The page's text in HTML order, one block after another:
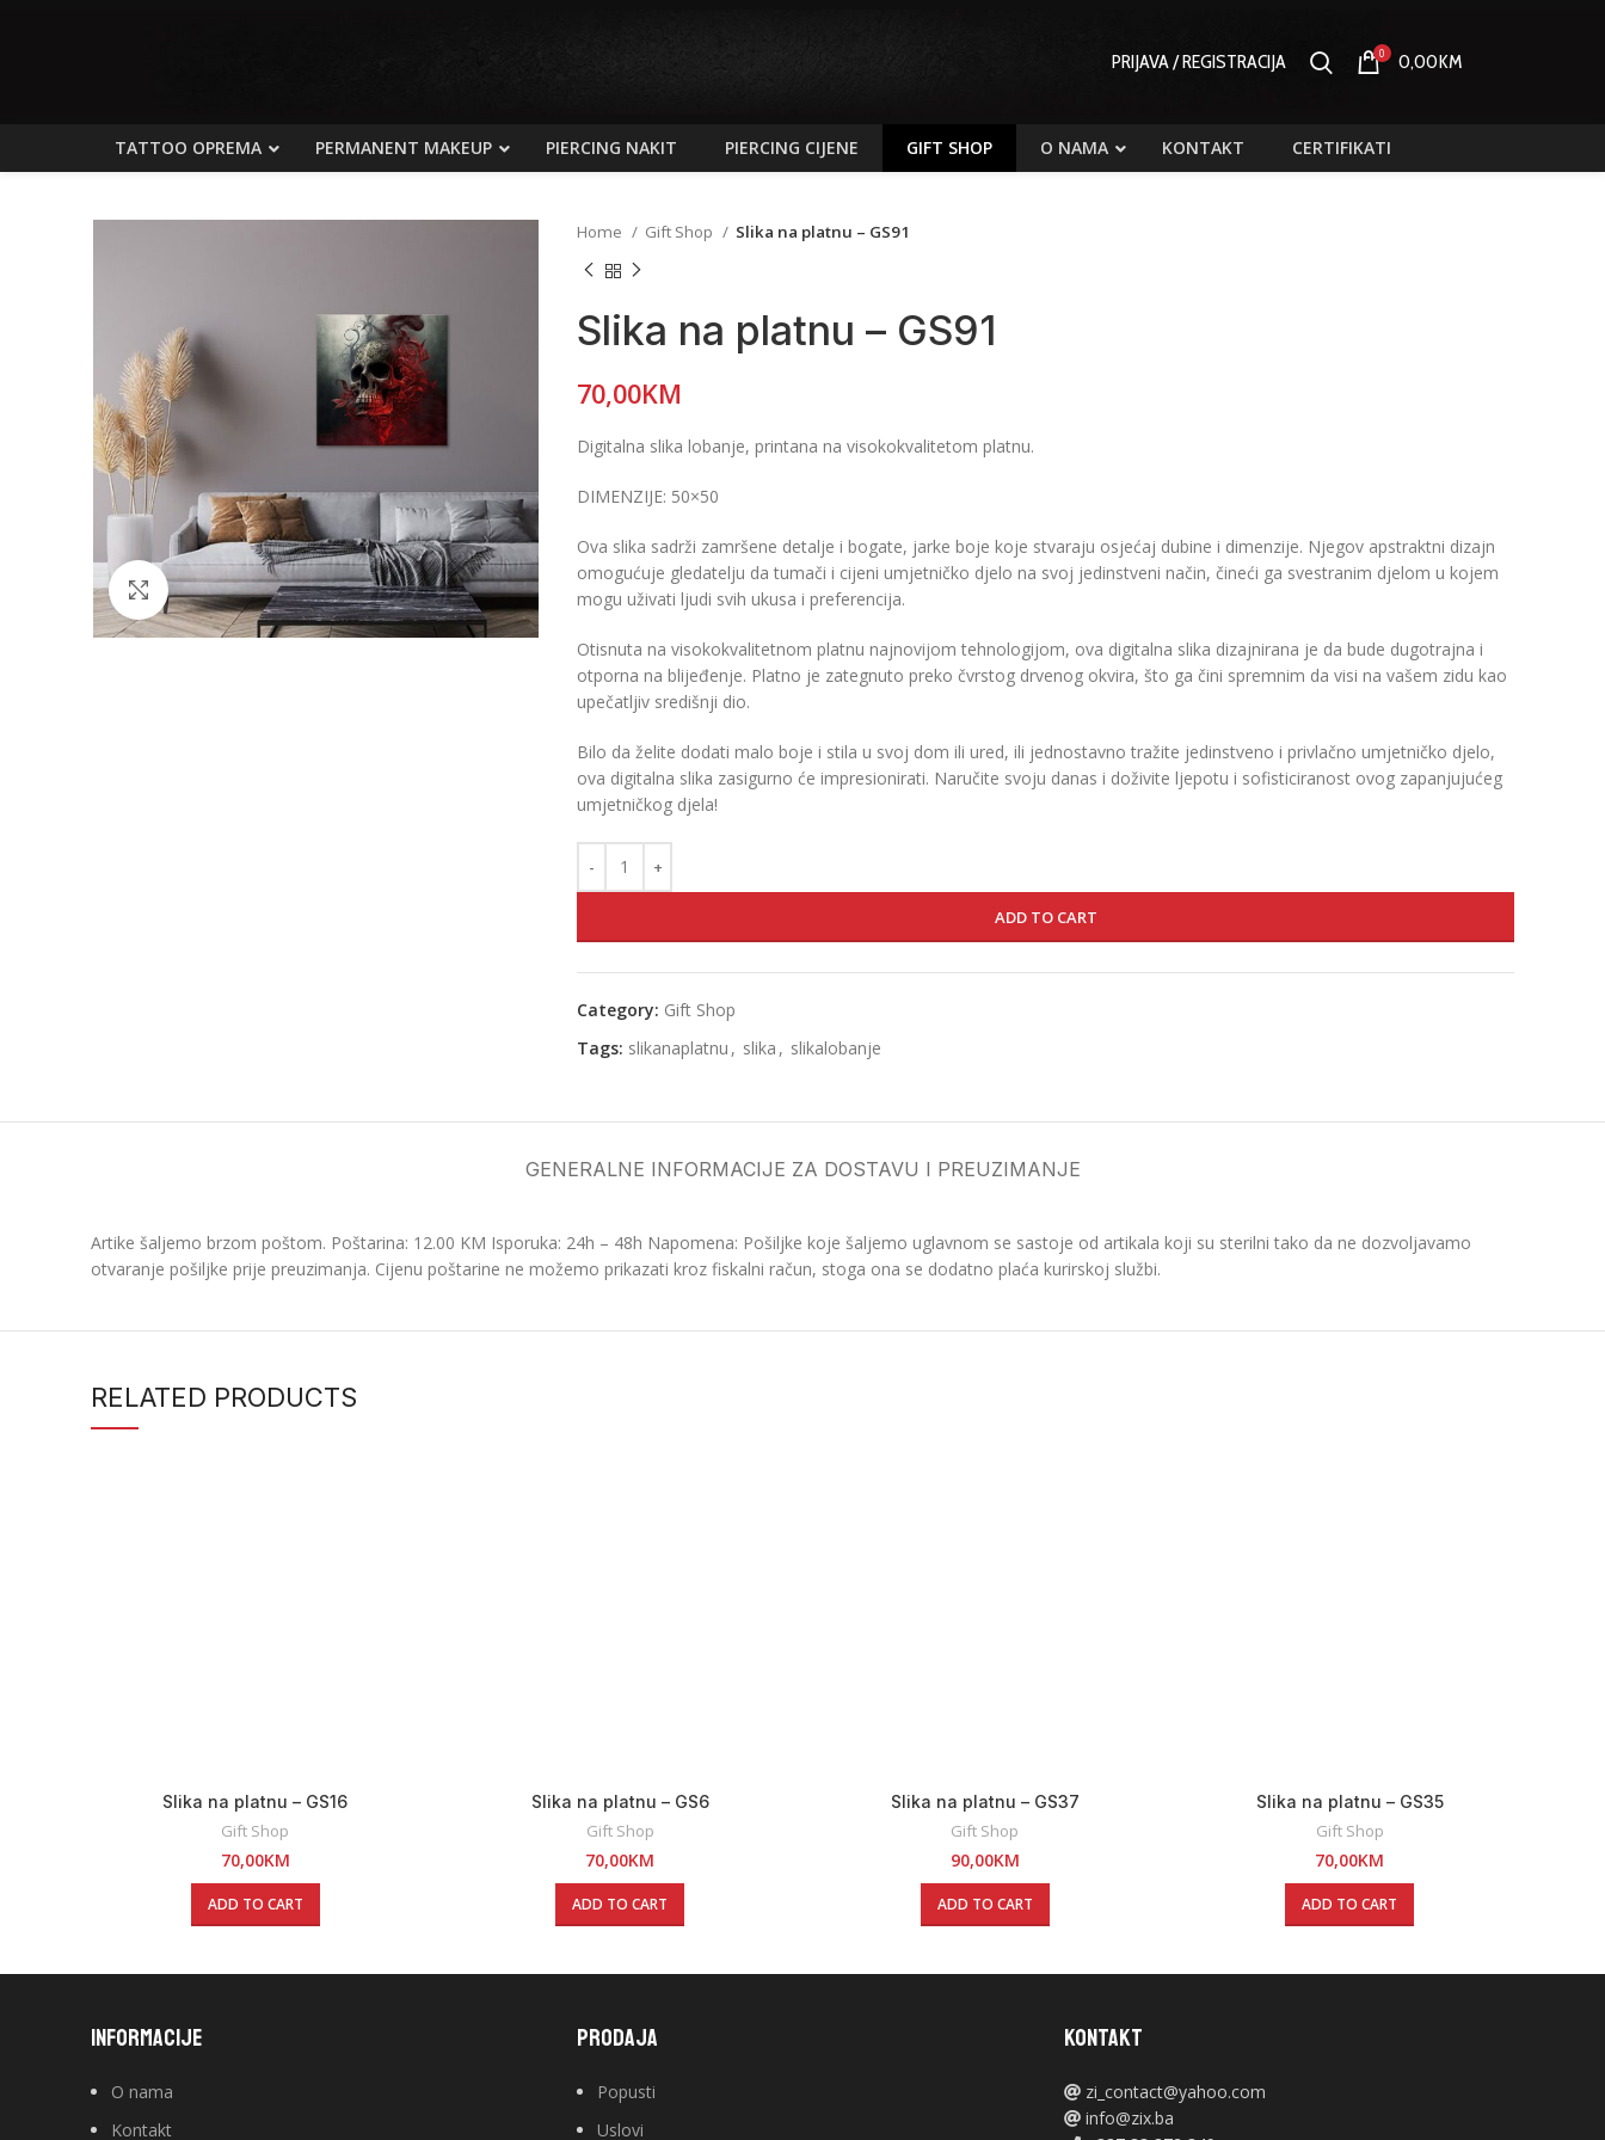
PRIJAVA / REGISTRACIJA 0 0,00KM
TATTOO OPREMA PERMANENT MAKEUP PIERCING NAKIT PIERCING CIJENE GIFT SHOP O NAMA KONTAKT CERTIFIKATI
Click to enlarge
Home Gift Shop Slika na platnu – GS91
Slika na platnu – GS91
70,00KM
Digitalna slika lobanje, printana na visokokvalitetom platnu.
DIMENZIJE: 50×50
Ova slika sadrži zamršene detalje i bogate, jarke boje koje stvaraju osjećaj dubine i dimenzije. Njegov apstraktni dizajn
omogućuje gledatelju da tumači i cijeni umjetničko djelo na svoj jedinstveni način, čineći ga svestranim djelom u kojem
mogu uživati ljudi svih ukusa i preferencija.
Otisnuta na visokokvalitetnom platnu najnovijom tehnologijom, ova digitalna slika dizajnirana je da bude dugotrajna i
otporna na blijeđenje. Platno je zategnuto preko čvrstog drvenog okvira, što ga čini spremnim da visi na vašem zidu kao
upečatljiv središnji dio.
Bilo da želite dodati malo boje i stila u svoj dom ili ured, ili jednostavno tražite jedinstveno i privlačno umjetničko djelo,
ova digitalna slika zasigurno će impresionirati. Naručite svoju danas i doživite ljepotu i sofisticiranost ovog zapanjujućeg
umjetničkog djela!
ADD TO CART
Category: Gift Shop
Tags: slikanaplatnu , slika , slikalobanje
GENERALNE INFORMACIJE ZA DOSTAVU I PREUZIMANJE
Artike šaljemo brzom poštom. Poštarina: 12.00 KM Isporuka: 24h – 48h Napomena: Pošiljke koje šaljemo uglavnom se sastoje od artikala koji su sterilni tako da ne dozvoljavamo
otvaranje pošiljke prije preuzimanja. Cijenu poštarine ne možemo prikazati kroz fiskalni račun, stoga ona se dodatno plaća kurirskoj službi.
RELATED PRODUCTS
Slika na platnu – GS16
Gift Shop
70,00KM
ADD TO CART
Slika na platnu – GS6
Gift Shop
70,00KM
ADD TO CART
Slika na platnu – GS37
Gift Shop
90,00KM
ADD TO CART
Slika na platnu – GS35
Gift Shop
70,00KM
ADD TO CART
INFORMACIJE
O nama
Kontakt
PRODAJA
Popusti
Uslovi
KONTAKT
zi_contact@yahoo.com
info@zix.ba